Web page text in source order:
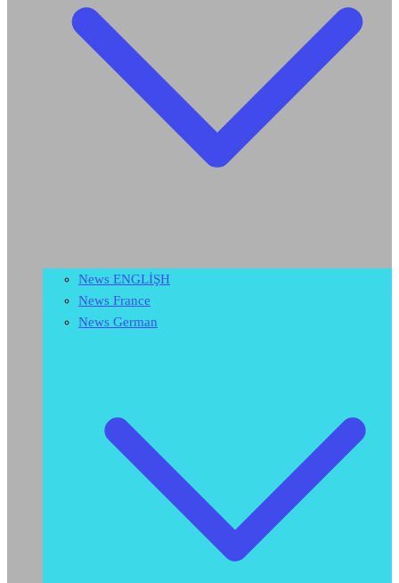
News ENGLİŞH
News France
News German